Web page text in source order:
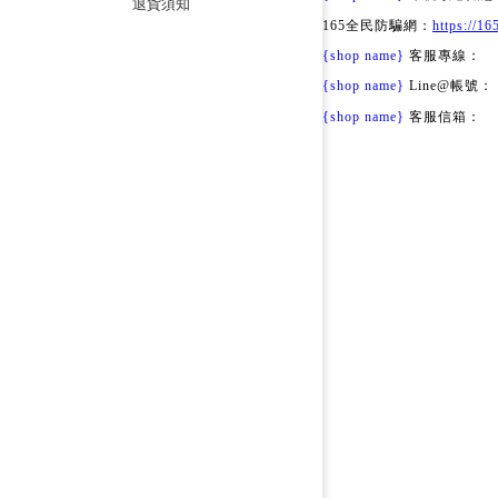
165全民防騙網： https://
{shop name} 客服專線：
{shop name} Line@帳號：
{shop name} 客服信箱：